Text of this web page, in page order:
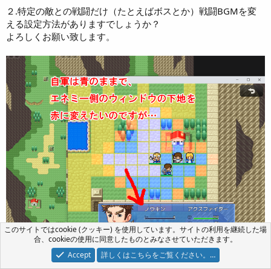
２.特定の敵との戦闘だけ（たとえばボスとか）戦闘BGMを変
える設定方法がありますでしょうか？
よろしくお願い致します。
（タイルセットはパーツが揃ってきましたら馬に続いて素材交
このサイトではcookie (クッキー) を使用しています。サイトの利用を継続した場
合、cookieの使用に同意したものとみなさせていただきます。
Accept
詳しくはこちらをご覧ください。…